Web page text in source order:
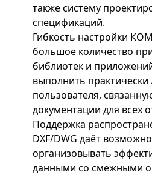
также систему
спецификаций.
Гибкость настройки
большое количество
библиотек и
выполнить
пользователя,
документации для всех
Поддержка
DXF/DWG даёт
организовывать
данными со смежными